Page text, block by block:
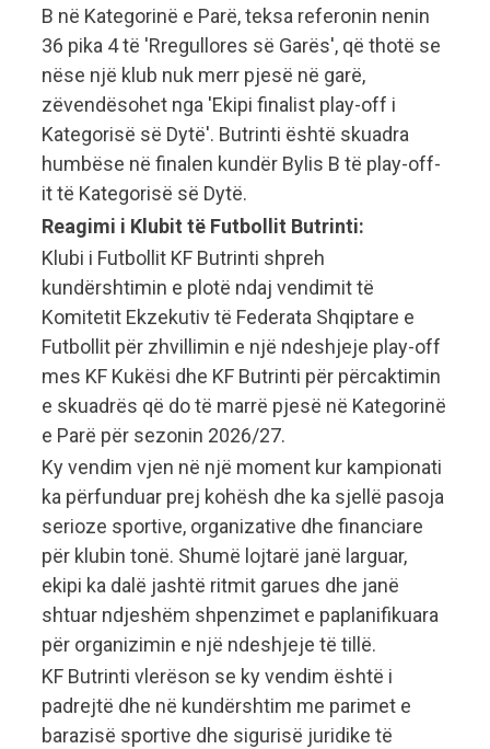
B në Kategorinë e Parë, teksa referonin nenin
36 pika 4 të 'Rregullores së Garës', që thotë se
nëse një klub nuk merr pjesë në garë,
zëvendësohet nga 'Ekipi finalist play-off i
Kategorisë së Dytë'. Butrinti është skuadra
humbëse në finalen kundër Bylis B të play-off-
it të Kategorisë së Dytë.
Reagimi i Klubit të Futbollit Butrinti:
Klubi i Futbollit KF Butrinti shpreh
kundërshtimin e plotë ndaj vendimit të
Komitetit Ekzekutiv të Federata Shqiptare e
Futbollit për zhvillimin e një ndeshjeje play-off
mes KF Kukësi dhe KF Butrinti për përcaktimin
e skuadrës që do të marrë pjesë në Kategorinë
e Parë për sezonin 2026/27.
Ky vendim vjen në një moment kur kampionati
ka përfunduar prej kohësh dhe ka sjellë pasoja
serioze sportive, organizative dhe financiare
për klubin tonë. Shumë lojtarë janë larguar,
ekipi ka dalë jashtë ritmit garues dhe janë
shtuar ndjeshëm shpenzimet e paplanifikuara
për organizimin e një ndeshjeje të tillë.
KF Butrinti vlerëson se ky vendim është i
padrejtë dhe në kundërshtim me parimet e
barazisë sportive dhe sigurisë juridike të